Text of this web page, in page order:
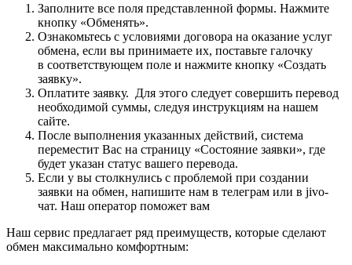
Заполните все поля представленной формы. Нажмите
кнопку «Обменять».
Ознакомьтесь с условиями договора на оказание услуг
обмена, если вы принимаете их, поставьте галочку
в соответствующем поле и нажмите кнопку «Создать
заявку».
Оплатите заявку. Для этого следует совершить перевод
необходимой суммы, следуя инструкциям на нашем
сайте.
После выполнения указанных действий, система
переместит Вас на страницу «Состояние заявки», где
будет указан статус вашего перевода.
Если у вы столкнулись с проблемой при создании
заявки на обмен, напишите нам в телеграм или в jivo-
чат. Наш оператор поможет вам
Наш сервис предлагает ряд преимуществ, которые сделают
обмен максимально комфортным: